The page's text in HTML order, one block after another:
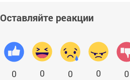
Оставляйте реакции
0 0 0 0 0